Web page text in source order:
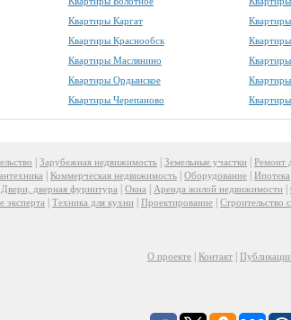
Квартиры Каргат
Квартиры Краснообск
Квартиры Маслянино
Квартиры Ордынское
Квартиры Черепаново
Зарубежная недвижимость Земельные участки Ремонт
Коммерческая недвижимость Оборудование Ипотека
Двери, дверная фурнитура Окна Аренда жилой недвижимости
эксперта Техника для кухни Проектирование Строительство
О проекте Контакт